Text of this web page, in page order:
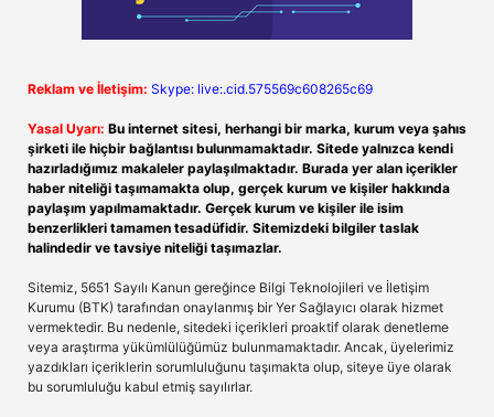
Reklam ve İletişim: Skype: live:.cid.575569c608265c69
Yasal Uyarı: Bu internet sitesi, herhangi bir marka, kurum veya şahıs
şirketi ile hiçbir bağlantısı bulunmamaktadır. Sitede yalnızca kendi
hazırladığımız makaleler paylaşılmaktadır. Burada yer alan içerikler
haber niteliği taşımamakta olup, gerçek kurum ve kişiler hakkında
paylaşım yapılmamaktadır. Gerçek kurum ve kişiler ile isim
benzerlikleri tamamen tesadüfidir. Sitemizdeki bilgiler taslak
halindedir ve tavsiye niteliği taşımazlar.
Sitemiz, 5651 Sayılı Kanun gereğince Bilgi Teknolojileri ve İletişim
Kurumu (BTK) tarafından onaylanmış bir Yer Sağlayıcı olarak hizmet
vermektedir. Bu nedenle, sitedeki içerikleri proaktif olarak denetleme
veya araştırma yükümlülüğümüz bulunmamaktadır. Ancak, üyelerimiz
yazdıkları içeriklerin sorumluluğunu taşımakta olup, siteye üye olarak
bu sorumluluğu kabul etmiş sayılırlar.